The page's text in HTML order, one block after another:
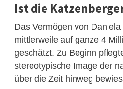
Ist die
Das Vermögen von
mittlerweile auf ganze 4
geschätzt. Zu Beginn
stereotypische Image der
über die Zeit hinweg